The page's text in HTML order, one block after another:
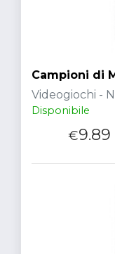
Campioni di
Videogiochi -
Disponibile
€9.89